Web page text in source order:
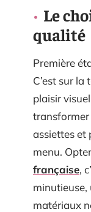
Le
qualité
Première
C’est sur
plaisir
transformer
assiettes et
menu.
française,
minutieuse,
matériaux